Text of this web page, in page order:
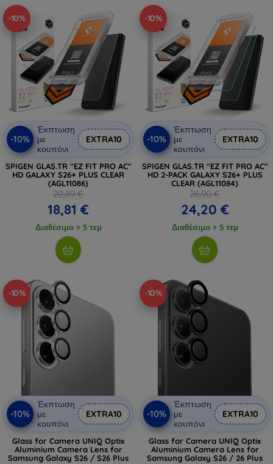
-10%
-10%
Έκπτωση
με
κουπόνι
EXTRA10
SPIGEN GLAS.TR "EZ FIT PRO AC"
HD GALAXY S26+ PLUS CLEAR
(AGL11086)
20,89 €
18,81 €
Διαθέσιμο > 5 τεμ
-10%
-10%
Έκπτωση
με
κουπόνι
EXTRA10
SPIGEN GLAS.TR "EZ FIT PRO AC"
HD 2-PACK GALAXY S26+ PLUS
CLEAR (AGL11084)
26,90 €
24,20 €
Διαθέσιμο > 5 τεμ
-10%
-10%
Έκπτωση
με
κουπόνι
EXTRA10
Glass for Camera UNIQ Optix
Aluminium Camera Lens for
Samsung Galaxy S26 / S26 Plus
-10%
-10%
Έκπτωση
με
κουπόνι
EXTRA10
Glass for Camera UNIQ Optix
Aluminium Camera Lens for
Samsung Galaxy S26 / 26 Plus